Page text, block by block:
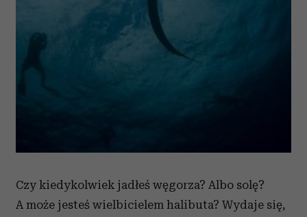
Czy kiedykolwiek jadłeś węgorza? Albo solę?
A może jesteś wielbicielem halibuta? Wydaje się,